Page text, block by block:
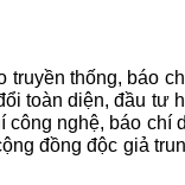
thống, báo
toàn diện, đầu tư
nghệ, báo chí
đồng độc giả